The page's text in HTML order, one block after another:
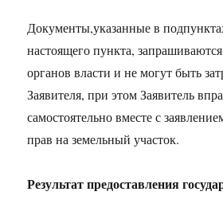
Документы,указанные в
настоящего пункта,
органов власти и не могут быть
Заявителя, при этом Заявитель
самостоятельно вместе с
прав на земельный участок.
Результат предоставления